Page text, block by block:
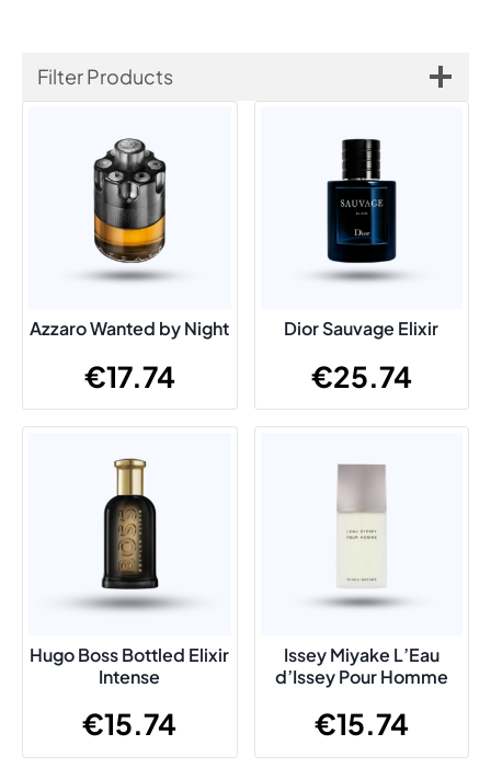
Filter Products
Azzaro Wanted by Night
€17.74
Dior Sauvage Elixir
€25.74
Hugo Boss Bottled Elixir
Intense
€15.74
Issey Miyake L’Eau
d’Issey Pour Homme
€15.74